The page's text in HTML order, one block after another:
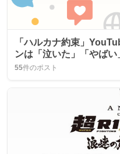
「ハルカナ約束」
ンは「泣いた」「やばい
55件のポスト